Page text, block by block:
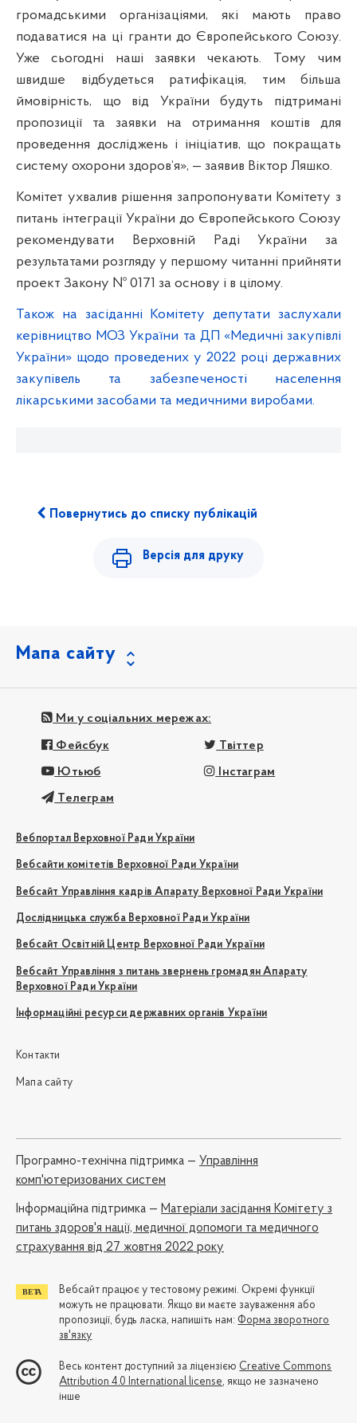
громадськими організаціями, які мають право
подаватися на ці гранти до Європейського Союзу.
Уже сьогодні наші заявки чекають. Тому чим
швидше відбудеться ратифікація, тим більша
ймовірність, що від України будуть підтримані
пропозиції та заявки на отримання коштів для
проведення досліджень і ініціатив, що покращать
систему охорони здоров‘я», — заявив Віктор Ляшко.
Комітет ухвалив рішення запропонувати Комітету з
питань інтеграції України до Європейського Союзу
рекомендувати Верховній Раді України за
результатами розгляду у першому читанні прийняти
проект Закону № 0171 за основу і в цілому.
Також на засіданні Комітету депутати заслухали
керівництво МОЗ України та ДП «Медичні закупівлі
України» щодо проведених у 2022 році державних
закупівель та забезпеченості населення
лікарськими засобами та медичними виробами.
Повернутись до списку публікацій
Версія для друку
Мапа сайту
Ми у соціальних мережах:
Фейсбук Твіттер
Ютьюб Інстаграм
Телеграм
Вебпортал Верховної Ради України
Вебсайти комітетів Верховної Ради України
Вебсайт Управління кадрів Апарату Верховної Ради України
Дослідницька служба Верховної Ради України
Вебсайт Освітній Центр Верховної Ради України
Вебсайт Управління з питань звернень громадян Апарату
Верховної Ради України
Інформаційні ресурси державних органів України
Контакти
Мапа сайту
Програмно-технічна підтримка — Управління
комп'ютеризованих систем
Iнформаційна підтримка — Матеріали засідання Комітету з
питань здоров'я нації, медичної допомоги та медичного
страхування від 27 жовтня 2022 року
Вебсайт працює у тестовому режимі. Окремі функції
можуть не працювати. Якщо ви маєте зауваження або
пропозиції, будь ласка, напишіть нам: Форма зворотного
зв'язку
Весь контент доступний за ліцензією Creative Commons
Attribution 4.0 International license, якщо не зазначено
інше